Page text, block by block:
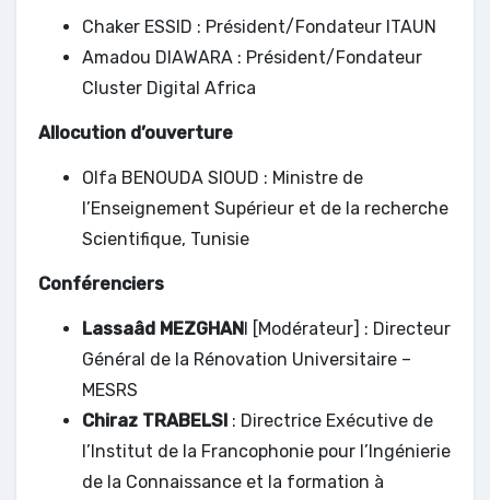
Chaker ESSID : Président/Fondateur ITAUN
Amadou DIAWARA : Président/Fondateur
Cluster Digital Africa
Allocution d’ouverture
Olfa BENOUDA SIOUD : Ministre de
l’Enseignement Supérieur et de la recherche
Scientifique, Tunisie
Conférenciers
Lassaâd MEZGHANI [Modérateur] : Directeur
Général de la Rénovation Universitaire –
MESRS
Chiraz TRABELSI : Directrice Exécutive de
l’Institut de la Francophonie pour l’Ingénierie
de la Connaissance et la formation à